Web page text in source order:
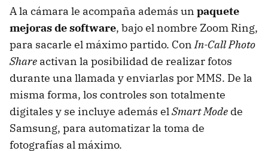
A la cámara le acompaña además un paquete
mejoras de software, bajo el nombre Zoom Ring,
para sacarle el máximo partido. ConIn-Call Photo
Share activan la posibilidad de realizar fotos
durante una llamada y enviarlas por MMS. De la
misma forma, los controles son totalmente
digitales y se incluye además elSmart Mode de
Samsung, para automatizar la toma de
fotografías al máximo.